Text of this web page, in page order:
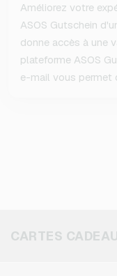
Améliorez votre
ASOS Gutschein
donne accès à une
plateforme ASOS
e-mail vous permet
CARTES